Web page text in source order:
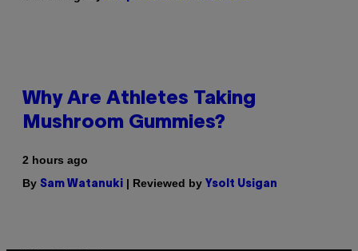
Why Are Athletes Taking
Mushroom Gummies?
2 hours ago
By Sam Watanuki | Reviewed by Ysolt Usigan